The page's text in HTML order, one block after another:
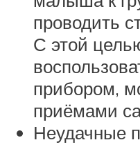
проводить
С этой
прибором,
приёмами
Неудачные